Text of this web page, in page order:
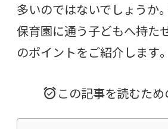
多いのではないでしょうか
保育園に通う子どもへ持た
のポイントをご紹介します。
この記事を読むため